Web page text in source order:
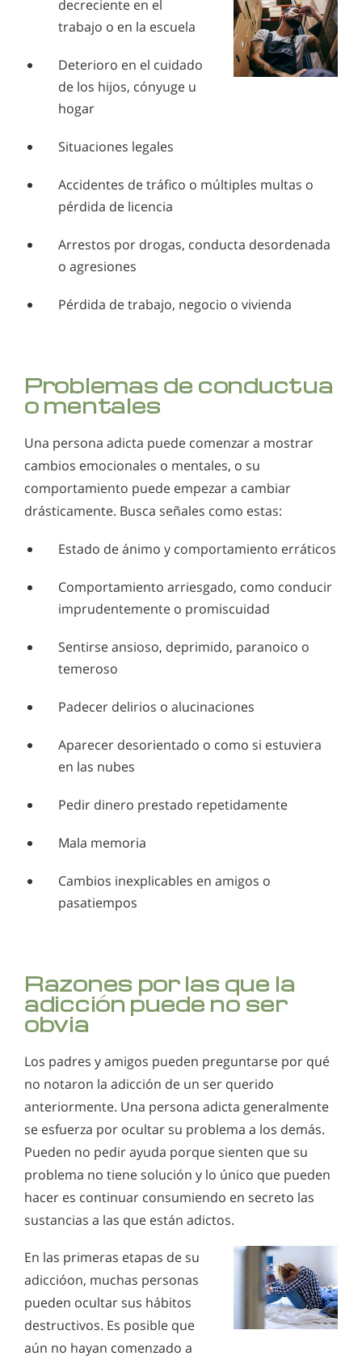
decreciente en el
trabajo o en la escuela
Deterioro en el cuidado
de los hijos, cónyuge u
hogar
Situaciones legales
Accidentes de tráfico o múltiples multas o
pérdida de licencia
Arrestos por drogas, conducta desordenada
o agresiones
Pérdida de trabajo, negocio o vivienda
Problemas de conductua
o mentales
Una persona adicta puede comenzar a mostrar
cambios emocionales o mentales, o su
comportamiento puede empezar a cambiar
drásticamente. Busca señales como estas:
Estado de ánimo y comportamiento erráticos
Comportamiento arriesgado, como conducir
imprudentemente o promiscuidad
Sentirse ansioso, deprimido, paranoico o
temeroso
Padecer delirios o alucinaciones
Aparecer desorientado o como si estuviera
en las nubes
Pedir dinero prestado repetidamente
Mala memoria
Cambios inexplicables en amigos o
pasatiempos
Razones por las que la
adicción puede no ser
obvia
Los padres y amigos pueden preguntarse por qué
no notaron la adicción de un ser querido
anteriormente. Una persona adicta generalmente
se esfuerza por ocultar su problema a los demás.
Pueden no pedir ayuda porque sienten que su
problema no tiene solución y lo único que pueden
hacer es continuar consumiendo en secreto las
sustancias a las que están adictos.
En las primeras etapas de su
adiccióon, muchas personas
pueden ocultar sus hábitos
destructivos. Es posible que
aún no hayan comenzado a